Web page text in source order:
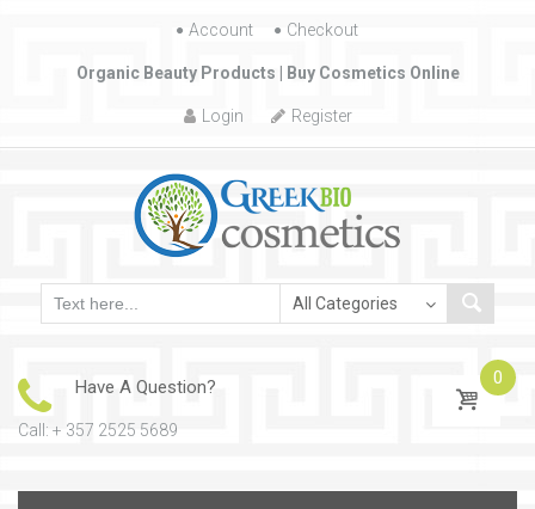
Skip to content
Account Checkout
Organic Beauty Products | Buy Cosmetics Online
Login Register
Have A Question?
Call: + 357 2525 5689
0